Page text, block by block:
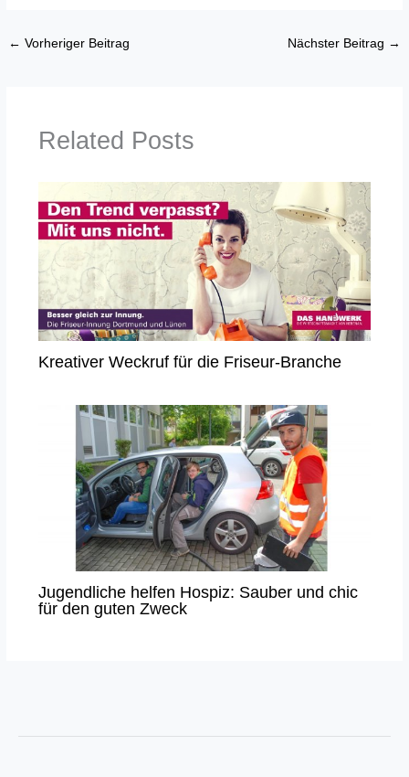
← Vorheriger Beitrag Nächster Beitrag →
Related Posts
Kreativer Weckruf für die Friseur-Branche
Jugendliche helfen Hospiz: Sauber und chic
für den guten Zweck